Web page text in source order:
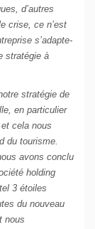
d’autres
crise, ce n’est
s’adapte-
stratégie à
stratégie de
en particulier
cela nous
du tourisme.
avons conclu
holding
3 étoiles
du nouveau
nous